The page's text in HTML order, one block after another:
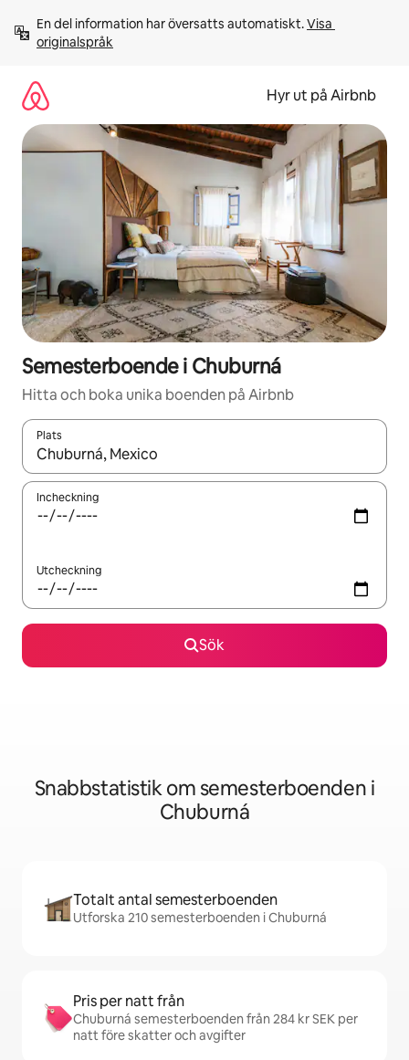
innehåll
En del information har översatts automatiskt. Visa
originalspråk
Hyr ut på Airbnb
Semesterboende i Chuburná
Hitta och boka unika boenden på Airbnb
Plats
När resultaten är tillgängliga kan du navigera med upp- och
Incheckning
Utcheckning
Sök
Snabbstatistik om semesterboenden i
Chuburná
Totalt antal semesterboenden
Utforska 210 semesterboenden i Chuburná
Pris per natt från
Chuburná semesterboenden från 284 kr SEK per
natt före skatter och avgifter